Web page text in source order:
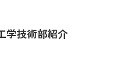
学技術部紹介